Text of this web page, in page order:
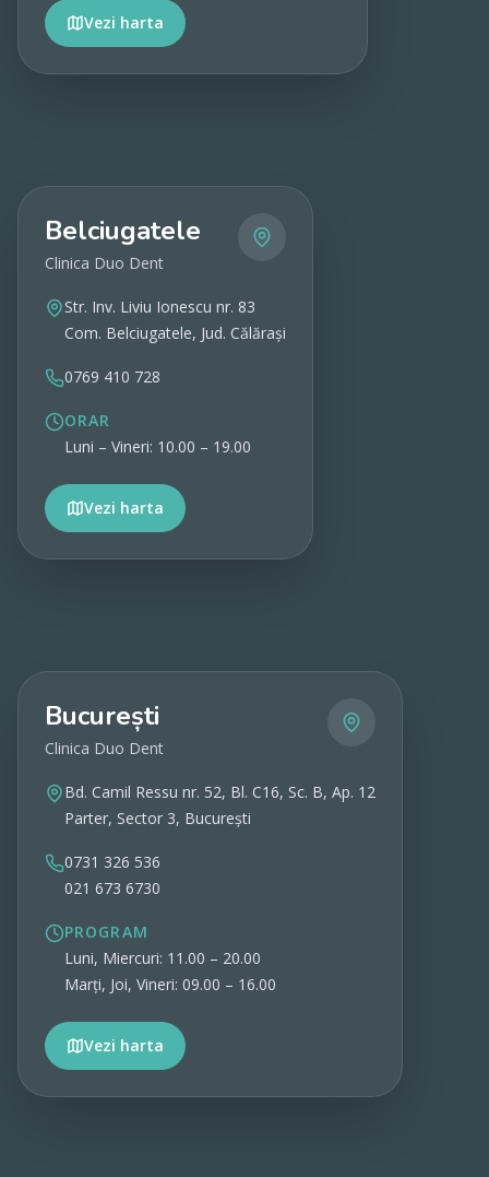
Vezi harta
Vezi detalii
Belciugatele
Clinica Duo Dent
Str. Inv. Liviu Ionescu nr. 83
Com. Belciugatele, Jud. Călărași
0769 410 728
ORAR
Luni – Vineri: 10.00 – 19.00
Vezi harta
Vezi detalii
București
Clinica Duo Dent
Bd. Camil Ressu nr. 52, Bl. C16, Sc. B, Ap. 12
Parter, Sector 3, București
0731 326 536
021 673 6730
PROGRAM
Luni, Miercuri: 11.00 – 20.00
Marți, Joi, Vineri: 09.00 – 16.00
Vezi harta